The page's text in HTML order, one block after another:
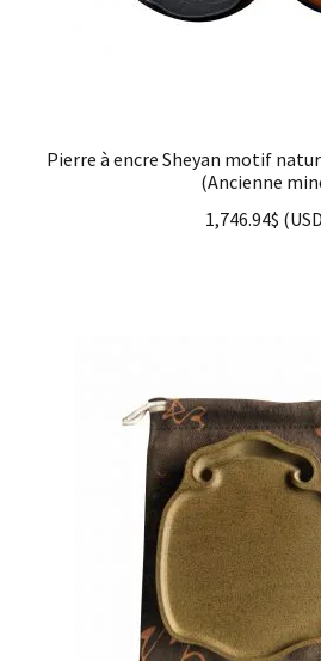
Pierre à encre Sheyan motif
(Ancienne
1,746.94$ (USD